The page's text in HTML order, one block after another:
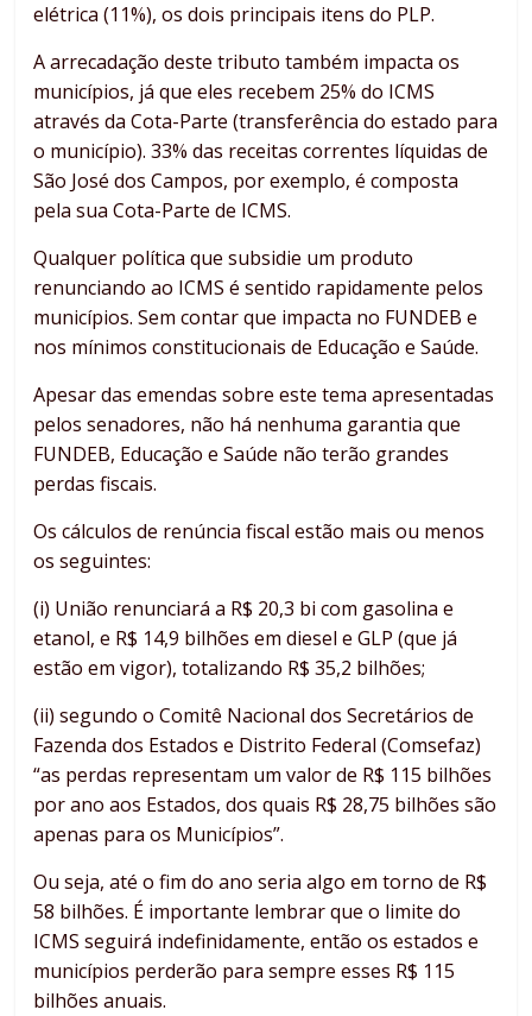
elétrica (11%), os dois principais itens do PLP.
A arrecadação deste tributo também impacta os
municípios, já que eles recebem 25% do ICMS
através da Cota-Parte (transferência do estado para
o município). 33% das receitas correntes líquidas de
São José dos Campos, por exemplo, é composta
pela sua Cota-Parte de ICMS.
Qualquer política que subsidie um produto
renunciando ao ICMS é sentido rapidamente pelos
municípios. Sem contar que impacta no FUNDEB e
nos mínimos constitucionais de Educação e Saúde.
Apesar das emendas sobre este tema apresentadas
pelos senadores, não há nenhuma garantia que
FUNDEB, Educação e Saúde não terão grandes
perdas fiscais.
Os cálculos de renúncia fiscal estão mais ou menos
os seguintes:
(i) União renunciará a R$ 20,3 bi com gasolina e
etanol, e R$ 14,9 bilhões em diesel e GLP (que já
estão em vigor), totalizando R$ 35,2 bilhões;
(ii) segundo o Comitê Nacional dos Secretários de
Fazenda dos Estados e Distrito Federal (Comsefaz)
“as perdas representam um valor de R$ 115 bilhões
por ano aos Estados, dos quais R$ 28,75 bilhões são
apenas para os Municípios”.
Ou seja, até o fim do ano seria algo em torno de R$
58 bilhões. É importante lembrar que o limite do
ICMS seguirá indefinidamente, então os estados e
municípios perderão para sempre esses R$ 115
bilhões anuais.